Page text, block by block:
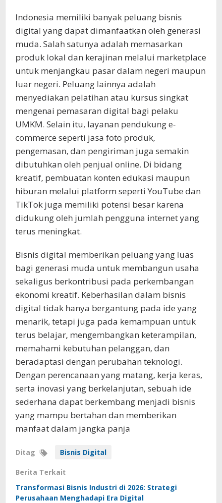
Indonesia memiliki banyak peluang bisnis
digital yang dapat dimanfaatkan oleh generasi
muda. Salah satunya adalah memasarkan
produk lokal dan kerajinan melalui marketplace
untuk menjangkau pasar dalam negeri maupun
luar negeri. Peluang lainnya adalah
menyediakan pelatihan atau kursus singkat
mengenai pemasaran digital bagi pelaku
UMKM. Selain itu, layanan pendukung e-
commerce seperti jasa foto produk,
pengemasan, dan pengiriman juga semakin
dibutuhkan oleh penjual online. Di bidang
kreatif, pembuatan konten edukasi maupun
hiburan melalui platform seperti YouTube dan
TikTok juga memiliki potensi besar karena
didukung oleh jumlah pengguna internet yang
terus meningkat.
Bisnis digital memberikan peluang yang luas
bagi generasi muda untuk membangun usaha
sekaligus berkontribusi pada perkembangan
ekonomi kreatif. Keberhasilan dalam bisnis
digital tidak hanya bergantung pada ide yang
menarik, tetapi juga pada kemampuan untuk
terus belajar, mengembangkan keterampilan,
memahami kebutuhan pelanggan, dan
beradaptasi dengan perubahan teknologi.
Dengan perencanaan yang matang, kerja keras,
serta inovasi yang berkelanjutan, sebuah ide
sederhana dapat berkembang menjadi bisnis
yang mampu bertahan dan memberikan
manfaat dalam jangka panja
Ditag Bisnis Digital
Berita Terkait
Transformasi Bisnis Industri di 2026: Strategi
Perusahaan Menghadapi Era Digital